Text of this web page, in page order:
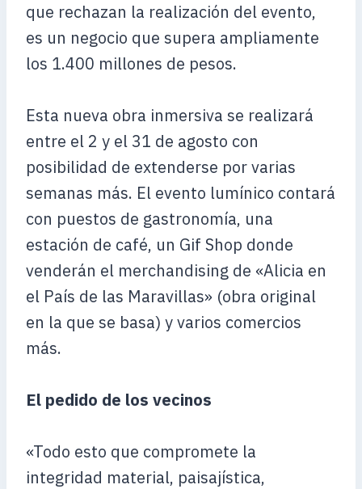
que rechazan la realización del evento,
es un negocio que supera ampliamente
los 1.400 millones de pesos.
Esta nueva obra inmersiva se realizará
entre el 2 y el 31 de agosto con
posibilidad de extenderse por varias
semanas más. El evento lumínico contará
con puestos de gastronomía, una
estación de café, un Gif Shop donde
venderán el merchandising de «Alicia en
el País de las Maravillas» (obra original
en la que se basa) y varios comercios
más.
El pedido de los vecinos
«Todo esto que compromete la
integridad material, paisajística,